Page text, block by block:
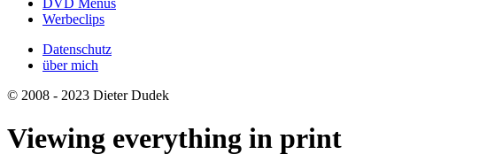
DVD Menus
Werbeclips
Datenschutz
über mich
© 2008 - 2023 Dieter Dudek
Viewing everything in print